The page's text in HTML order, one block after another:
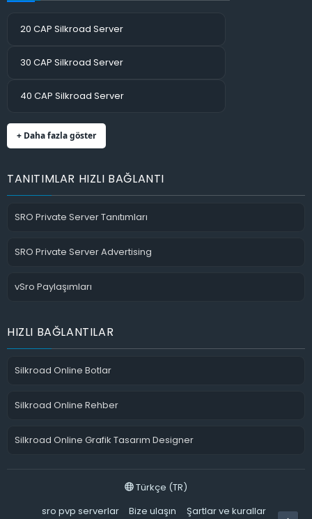
20 CAP Silkroad Server
30 CAP Silkroad Server
40 CAP Silkroad Server
+ Daha fazla göster
TANITIMLAR HIZLI BAĞLANTI
SRO Private Server Tanıtımları
SRO Private Server Advertising
vSro Paylaşımları
HIZLI BAĞLANTILAR
Silkroad Online Botlar
Silkroad Online Rehber
Silkroad Online Grafik Tasarım Designer
Türkçe (TR)
sro pvp serverlar
Bize ulaşın
Şartlar ve kurallar